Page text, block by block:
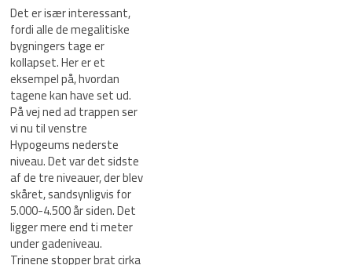
Det er især interessant,
fordi alle de megalitiske
bygningers tage er
kollapset. Her er et
eksempel på, hvordan
tagene kan have set ud.
På vej ned ad trappen ser
vi nu til venstre
Hypogeums nederste
niveau. Det var det sidste
af de tre niveauer, der blev
skåret, sandsynligvis for
5.000-4.500 år siden. Det
ligger mere end ti meter
under gadeniveau.
Trinene stopper brat cirka